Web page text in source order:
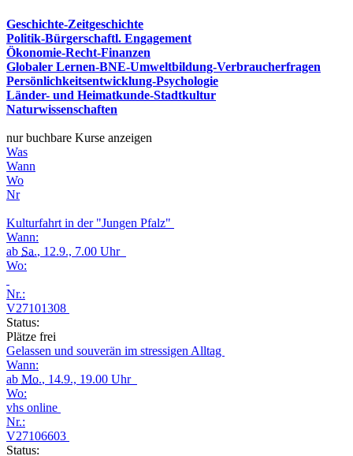
Geschichte-Zeitgeschichte
Politik-Bürgerschaftl. Engagement
Ökonomie-Recht-Finanzen
Globaler Lernen-BNE-Umweltbildung-Verbraucherfragen
Persönlichkeitsentwicklung-Psychologie
Länder- und Heimatkunde-Stadtkultur
Naturwissenschaften
nur buchbare Kurse anzeigen
Was
Wann
Wo
Nr
Kulturfahrt in der "Jungen Pfalz"
Wann:
ab Sa., 12.9., 7.00 Uhr
Wo:
Nr.:
V27101308
Status:
Plätze frei
Gelassen und souverän im stressigen Alltag
Wann:
ab Mo., 14.9., 19.00 Uhr
Wo:
vhs online
Nr.:
V27106603
Status: